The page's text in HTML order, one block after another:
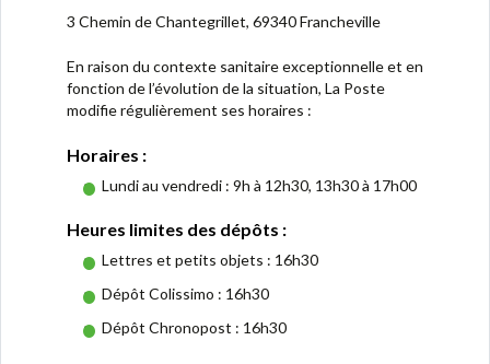
3 Chemin de Chantegrillet, 69340 Francheville
En raison du contexte sanitaire exceptionnelle et en
fonction de l’évolution de la situation, La Poste
modifie régulièrement ses horaires :
Horaires :
Lundi au vendredi : 9h à 12h30, 13h30 à 17h00
Heures limites des dépôts :
Lettres et petits objets : 16h30
Dépôt Colissimo : 16h30
Dépôt Chronopost : 16h30